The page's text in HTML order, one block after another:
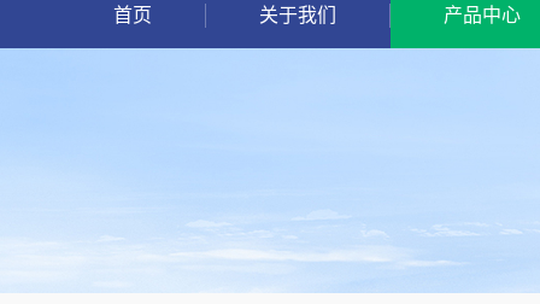
首页 关于我们 产品中心